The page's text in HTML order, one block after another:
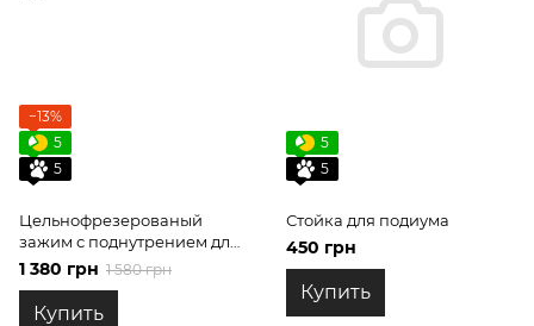
−13%
5
5
Цельнофрезерованый
зажим с поднутрением для
ножей со спусками от обуха
для KosiM M3 M3+
1 380 грн 1 580 грн
Купить
5
5
Стойка для подиума
450 грн
Купить